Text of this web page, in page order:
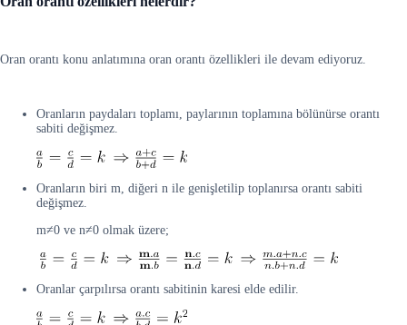
Oran orantı konu anlatımına oran orantı özellikleri ile devam ediyoruz.
Oranların paydaları toplamı, paylarının toplamına bölünürse orantı
sabiti değişmez.
Oranların biri m, diğeri n ile genişletilip toplanırsa orantı sabiti
değişmez.
m≠0 ve n≠0 olmak üzere;
Oranlar çarpılırsa orantı sabitinin karesi elde edilir.